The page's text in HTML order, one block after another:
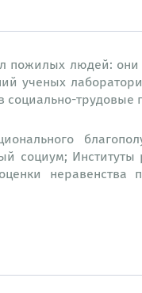
людей: они
ученых
трудовые
социум; Институты